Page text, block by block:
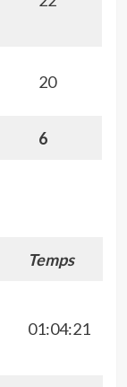
20
6
Temps
01:04:21